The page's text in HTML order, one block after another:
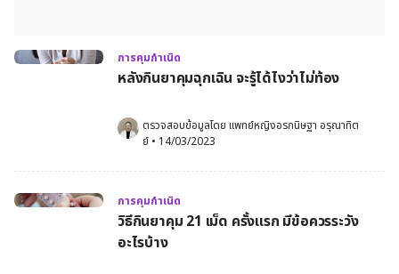
การคุมกำเนิด
หลังกินยาคุมฉุกเฉิน จะรู้ได้ไงว่าไม่ท้อง
ตรวจสอบข้อมูลโดย แพทย์หญิงอรกนิษฐา อรุณาทิต
ย์ • 14/03/2023
การคุมกำเนิด
วิธีกินยาคุม 21 เม็ด ครั้งแรก มีข้อควรระวัง
อะไรบ้าง